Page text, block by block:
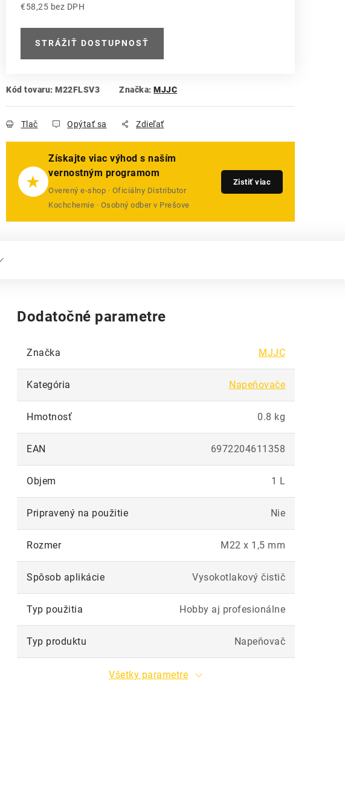
€58,25 bez DPH
STRÁŽIŤ DOSTUPNOSŤ
Kód tovaru: M22FLSV3 Značka: MJJC
Tlač Opýtať sa Zdieľať
★
Získajte viac výhod s naším
vernostným programom
Overený e-shop · Oficiálny Distributor
Kochchemie · Osobný odber v Prešove
Zistiť viac
Dodatočné parametre
Značka MJJC
Kategória Napeňovače
Hmotnosť 0.8 kg
EAN 6972204611358
Objem 1 L
Pripravený na použitie Nie
Rozmer M22 x 1,5 mm
Spôsob aplikácie Vysokotlakový čistič
Typ použitia Hobby aj profesionálne
Typ produktu Napeňovač
Všetky parametre